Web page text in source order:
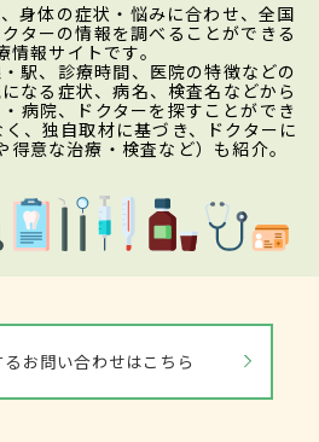
身体の症状・悩みに合わせ、全国
ターの情報を調べることができる
情報サイトです。
駅、診療時間、医院の特徴などの
なる症状、病名、検査名などから
病院、ドクターを探すことができ
、独自取材に基づき、ドクターに
意な治療・検査など）も紹介。
お問い合わせはこちら